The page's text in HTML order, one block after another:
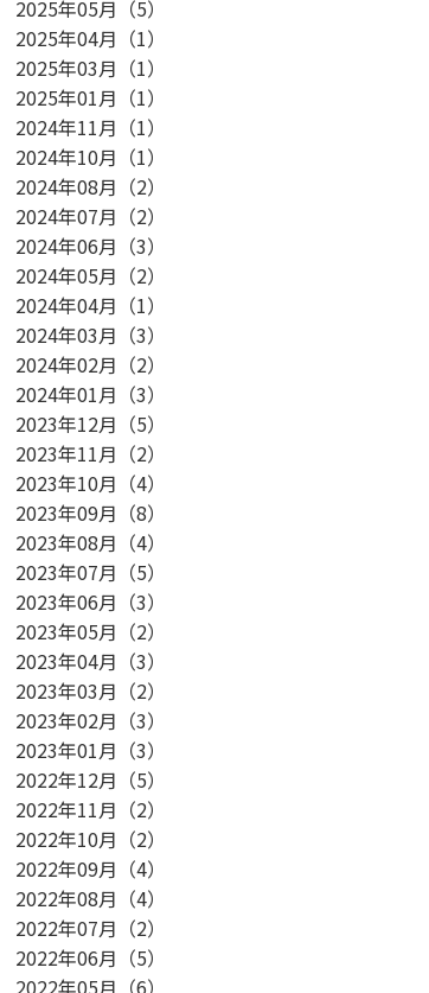
2025年05月 （5）
2025年04月 （1）
2025年03月 （1）
2025年01月 （1）
2024年11月 （1）
2024年10月 （1）
2024年08月 （2）
2024年07月 （2）
2024年06月 （3）
2024年05月 （2）
2024年04月 （1）
2024年03月 （3）
2024年02月 （2）
2024年01月 （3）
2023年12月 （5）
2023年11月 （2）
2023年10月 （4）
2023年09月 （8）
2023年08月 （4）
2023年07月 （5）
2023年06月 （3）
2023年05月 （2）
2023年04月 （3）
2023年03月 （2）
2023年02月 （3）
2023年01月 （3）
2022年12月 （5）
2022年11月 （2）
2022年10月 （2）
2022年09月 （4）
2022年08月 （4）
2022年07月 （2）
2022年06月 （5）
2022年05月 （6）